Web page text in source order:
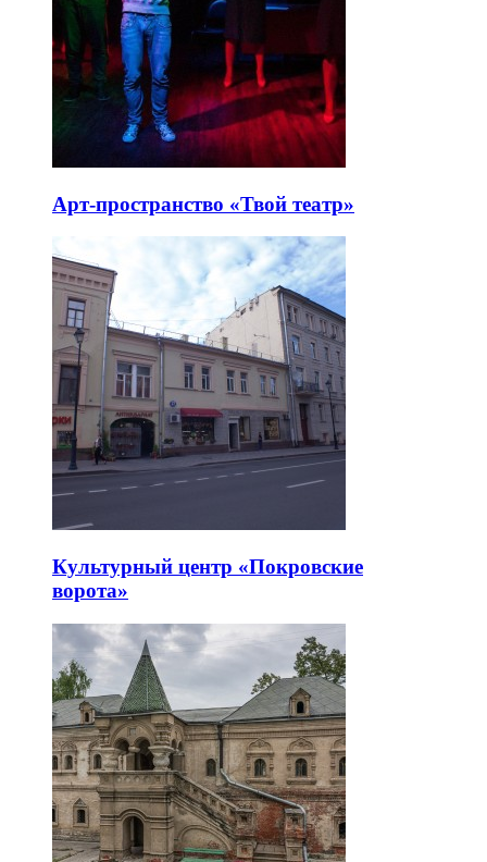
Арт-пространство «Твой театр»
Культурный центр «Покровские
ворота»